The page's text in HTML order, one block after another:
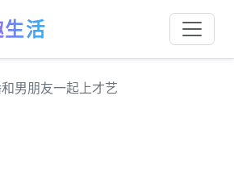
活
男朋友一起上才艺